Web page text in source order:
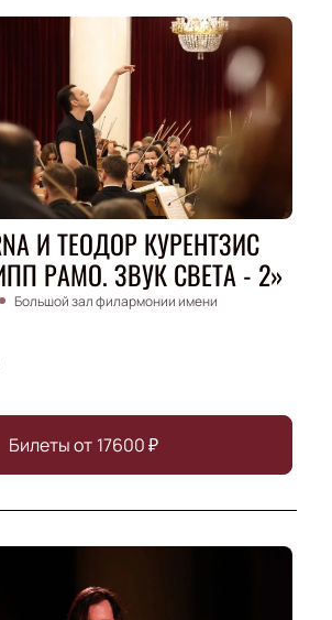
И ТЕОДОР КУРЕНТЗИС
РАМО. ЗВУК СВЕТА - 2»
Большой зал филармонии имени
Билеты от 17600₽